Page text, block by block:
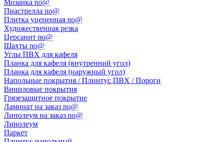
Мозаика no@
Пиастрелла no@
Плитка уцененная no@
Художественная резка
Церсанит no@
Шахты no@
Углы ПВХ для кафеля
Планка для кафеля (внутренний угол)
Планка для кафеля (наружный угол)
Напольные покрытия / Плинтус ПВХ / Пороги
Виниловые покрытия
Грязезащитное покрытие
Ламинат на заказ no@
Линолеум на заказ no@
Линолеум
Паркет